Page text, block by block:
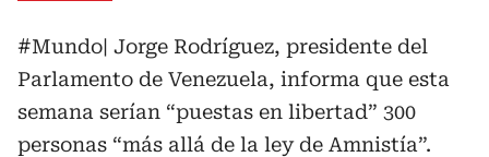
#Mundo| Jorge Rodríguez, presidente del
Parlamento de Venezuela, informa que esta
semana serían “puestas en libertad” 300
personas “más allá de la ley de Amnistía”.